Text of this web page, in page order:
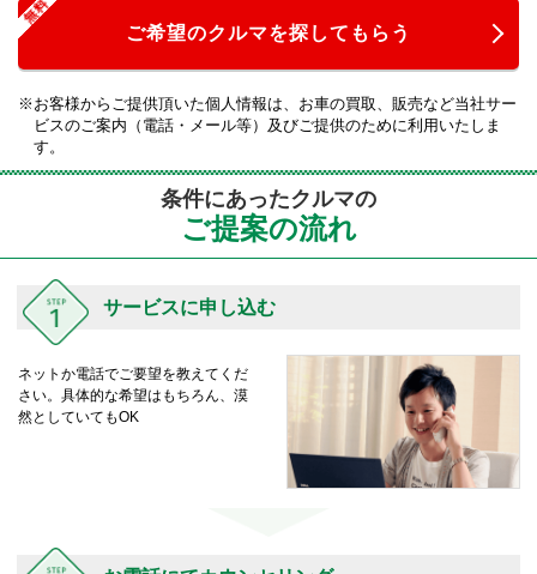
お客様からご提供頂いた個人情報は、お車の買取、販売など当社サー
ビスのご案内（電話・メール等）及びご提供のために利用いたしま
す。
条件にあったクルマの
ご提案の流れ
サービスに申し込む
ネットか電話でご要望を教えてくだ
さい。具体的な希望はもちろん、漠
然としていてもOK